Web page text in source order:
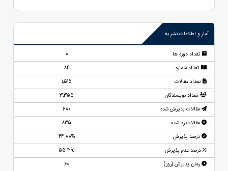
آمار و اطلاعات نشریه
تعداد دوره ها
8
تعداد شماره
84
تعداد مقالات
1,515
تعداد نویسندگان
3,355
مقالات پذیرش شده
680
مقالات رد شده
835
درصد پذیرش
44.88%
درصد عدم پذیرش
55.12%
زمان پذیرش (روز)
60